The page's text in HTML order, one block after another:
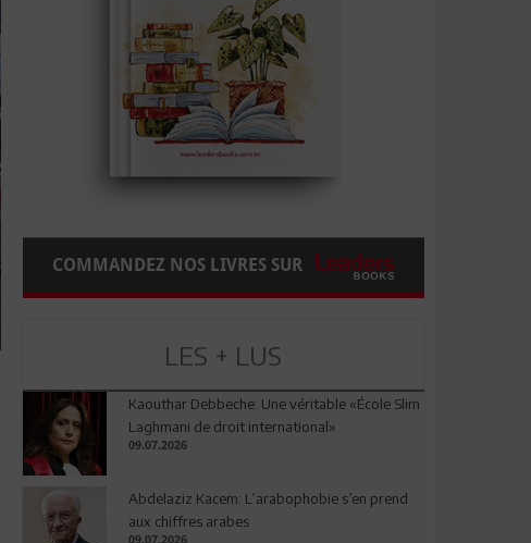
COMMANDEZ NOS LIVRES SUR
LES + LUS
Kaouthar Debbeche: Une véritable «École Slim
Laghmani de droit international»
09.07.2026
Abdelaziz Kacem: L’arabophobie s’en prend
aux chiffres arabes